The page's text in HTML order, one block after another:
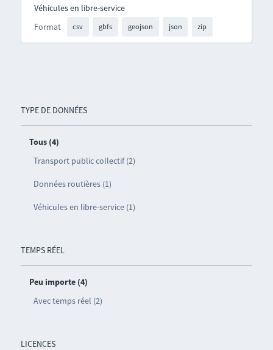
TYPE DE DONNÉES
Tous (4)
Transport public collectif (2)
Données routières (1)
Véhicules en libre-service (1)
TEMPS RÉEL
Peu importe (4)
Avec temps réel (2)
LICENCES
Format csv gbfs geojson json zip
Véhicules en libre-service